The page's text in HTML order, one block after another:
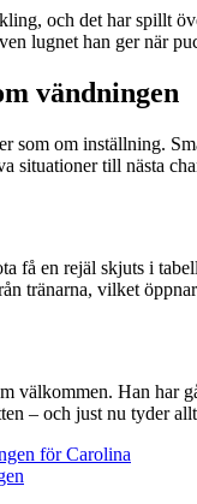
och det har spillt
lugnet han ger när
vändningen
som om inställning.
situationer till nästa
få en rejäl skjuts i
tränarna, vilket
välkommen. Han har
– och just nu tyder
för Carolina